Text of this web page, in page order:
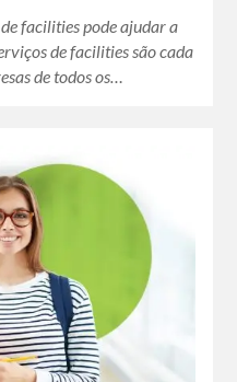
facilities pode ajudar a
de facilities são cada
de todos os…